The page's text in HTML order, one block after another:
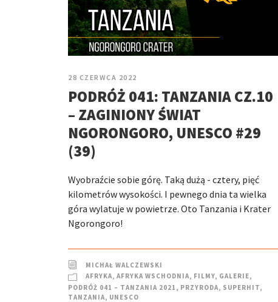
28 CZERWCA 2022
PODRÓŻ 041: TANZANIA CZ.10
– ZAGINIONY ŚWIAT
NGORONGORO, UNESCO #29
(39)
Wyobraźcie sobie górę. Taką dużą - cztery, pięć
kilometrów wysokości. I pewnego dnia ta wielka
góra wylatuje w powietrze. Oto Tanzania i Krater
Ngorongoro!
MICHAŁ WALCZEWSKI
AFRYKA, AFRYKA WSCHODNIA, FILMY, GALERIE,
PODRÓŻ 041 – TANZANIA 2021 , PRZYRODA, SUPERHIT,
TANZANIA, UNESCO